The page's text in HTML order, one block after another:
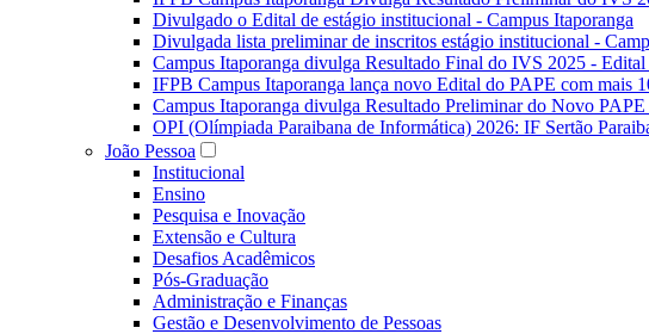
Divulgado o Edital de estágio institucional - Campus Itaporanga
Divulgada lista preliminar de inscritos estágio institucional -
Campus Itaporanga divulga Resultado Final do IVS 2025 -
IFPB Campus Itaporanga lança novo Edital do PAPE com mais
Campus Itaporanga divulga Resultado Preliminar do Novo
OPI (Olímpiada Paraibana de Informática) 2026: IF Sertão
João Pessoa
Institucional
Ensino
Pesquisa e Inovação
Extensão e Cultura
Desafios Acadêmicos
Pós-Graduação
Administração e Finanças
Gestão e Desenvolvimento de Pessoas